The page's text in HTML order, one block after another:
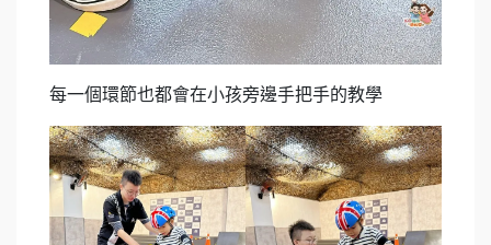
每一個環節也都會在小孩旁邊手把手的教學